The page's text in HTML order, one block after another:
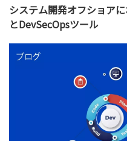
システム開発オフショア
とDevSecOpsツール